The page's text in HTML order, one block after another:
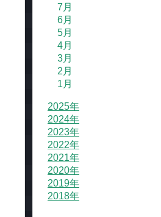
7月
6月
5月
4月
3月
2月
1月
2025年
2024年
2023年
2022年
2021年
2020年
2019年
2018年